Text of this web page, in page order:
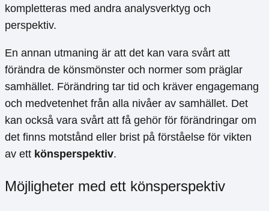
kompletteras med andra analysverktyg och
perspektiv.
En annan utmaning är att det kan vara svårt att
förändra de könsmönster och normer som präglar
samhället. Förändring tar tid och kräver engagemang
och medvetenhet från alla nivåer av samhället. Det
kan också vara svårt att få gehör för förändringar om
det finns motstånd eller brist på förståelse för vikten
av ett könsperspektiv.
Möjligheter med ett könsperspektiv